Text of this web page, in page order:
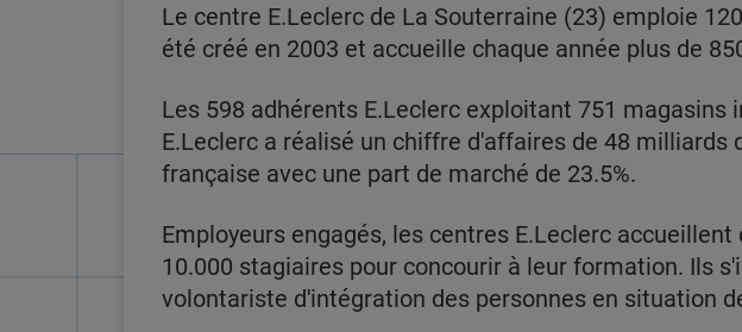
Le centre E.Leclerc de La Souterraine (23) emploie
été créé en 2003 et accueille chaque année plus de
Les 598 adhérents E.Leclerc exploitant 751 magasins
E.Leclerc a réalisé un chiffre d'affaires de 48
française avec une part de marché de 23.5%.
Employeurs engagés, les centres E.Leclerc
10.000 stagiaires pour concourir à leur formation. Ils
volontariste d'intégration des personnes en situation